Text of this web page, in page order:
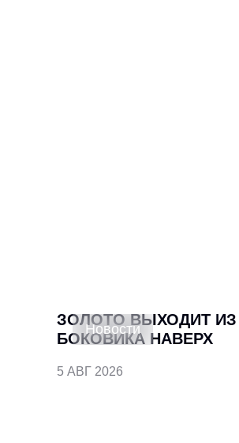
Новости
ЗОЛОТО ВЫХОДИТ ИЗ
БОКОВИКА НАВЕРХ
5 АВГ 2026